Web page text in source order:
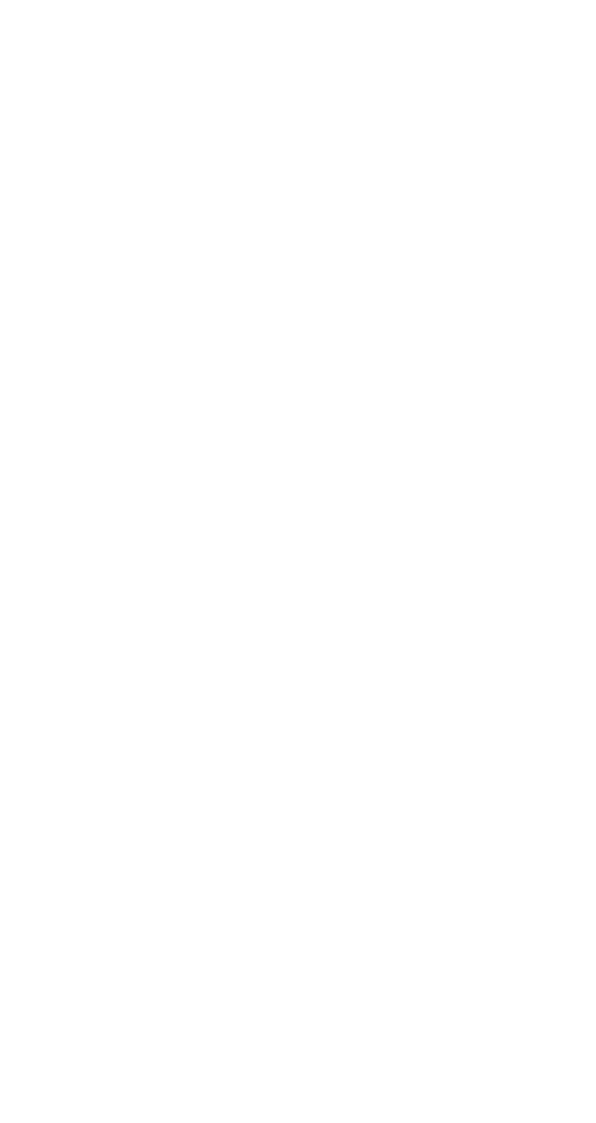
om ons verkeer te analyseren.
en analyse. Partners kunnen
tijdens uw gebruik van hun